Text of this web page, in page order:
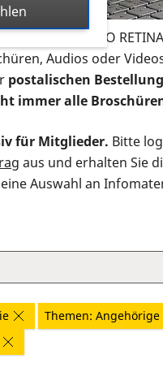
der PRO
Audios oder
postalischen
immer alle
für Mitglieder. Bitte
aus und erhalten Sie
Auswahl an
Themen: Angehörige